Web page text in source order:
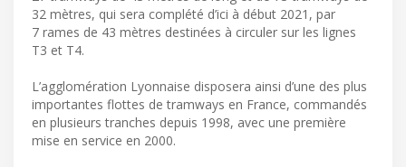
32 mètres, qui sera complété d’ici à début 2021, par
7 rames de 43 mètres destinées à circuler sur les lignes
T3 et T4.
L’agglomération Lyonnaise disposera ainsi d’une des plus
importantes flottes de tramways en France, commandés
en plusieurs tranches depuis 1998, avec une première
mise en service en 2000.